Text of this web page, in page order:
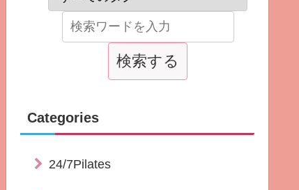
Categories
24/7Pilates